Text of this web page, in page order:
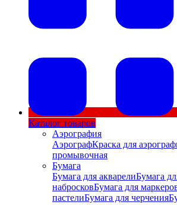
Каталог товаров
Аэрография
АэрографКраска для
промывочная
Бумага
Бумага для акварелиБумага
набросковБумага для
пастелиБумага для черчения